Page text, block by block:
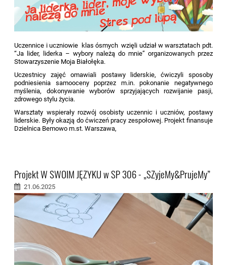
Uczennice i uczniowie klas ósmych wzięli udział w warsztatach pdt.
“Ja lider, liderka – wybory należą do mnie” organizowanych przez
Stowarzyszenie Moja Białołęka.
Uczestnicy zajęć omawiali postawy liderskie, ćwiczyli sposoby
podniesienia samooceny poprzez m.in. pokonanie negatywnego
myślenia, dokonywanie wyborów sprzyjających rozwijanie pasji,
zdrowego stylu życia.
Warsztaty wspierały rozwój osobisty uczennic i uczniów, postawy
liderskie. Były okazją do ćwiczeń pracy zespołowej. Projekt finansuje
Dzielnica Bemowo m.st. Warszawa,
Projekt W SWOIM JĘZYKU w SP 306 - „SZyjeMy&PrujeMy”
21.06.2025